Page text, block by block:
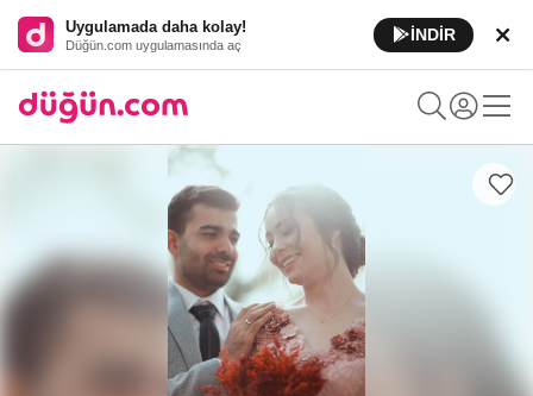
Uygulamada daha kolay!
Düğün.com uygulamasında aç
İNDİR